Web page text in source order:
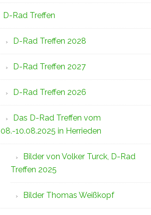
D-Rad Treffen
D-Rad Treffen 2028
D-Rad Treffen 2027
D-Rad Treffen 2026
Das D-Rad Treffen vom
08.-10.08.2025 in Herrieden
Bilder von Volker Turck, D-Rad
Treffen 2025
Bilder Thomas Weißkopf